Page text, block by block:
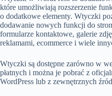
które umożliwiają rozszerzenie
o dodatkowe elementy. Wtyczki
dodawanie nowych funkcji do
formularze kontaktowe, galerie
reklamami, ecommerce i wiele
Wtyczki są dostępne zarówno w
płatnych i można je pobrać z
WordPress lub z zewnętrznych